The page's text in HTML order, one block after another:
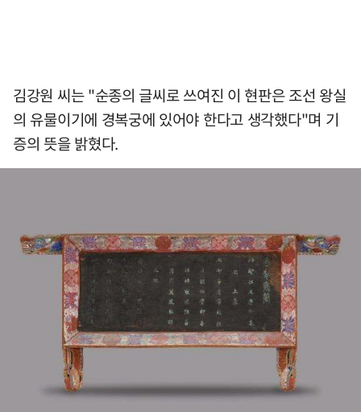
김강원 씨는 "순종의 글씨로 쓰여진 이 현판은 조선 왕실
의 유물이기에 경복궁에 있어야 한다고 생각했다"며 기
증의 뜻을 밝혔다.